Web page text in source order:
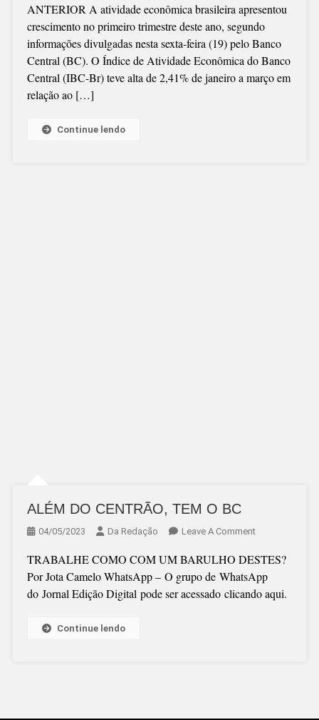
CRESCIMENTO
ANTERIOR A atividade econômica brasileira apresentou
crescimento no primeiro trimestre deste ano, segundo
informações divulgadas nesta sexta-feira (19) pelo Banco
Central (BC). O Índice de Atividade Econômica do Banco
Central (IBC-Br) teve alta de 2,41% de janeiro a março em
relação ao […]
Continue lendo
ALÉM DO CENTRÃO, TEM O BC
04/05/2023 Da Redação Leave A CommentOn
DO
CENTRÃO,
TEM
TRABALHE COMO COM UM BARULHO DESTES?
Por Jota Camelo WhatsApp – O grupo de WhatsApp
do Jornal Edição Digital pode ser acessado clicando aqui.
Continue lendo